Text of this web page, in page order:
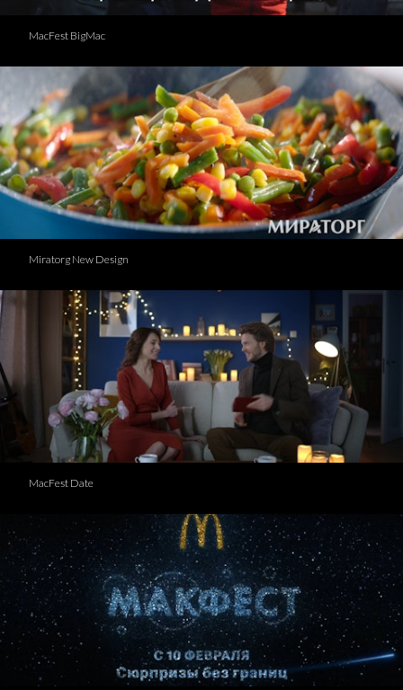
MacFest BigMac
Miratorg New Design
MacFest Date